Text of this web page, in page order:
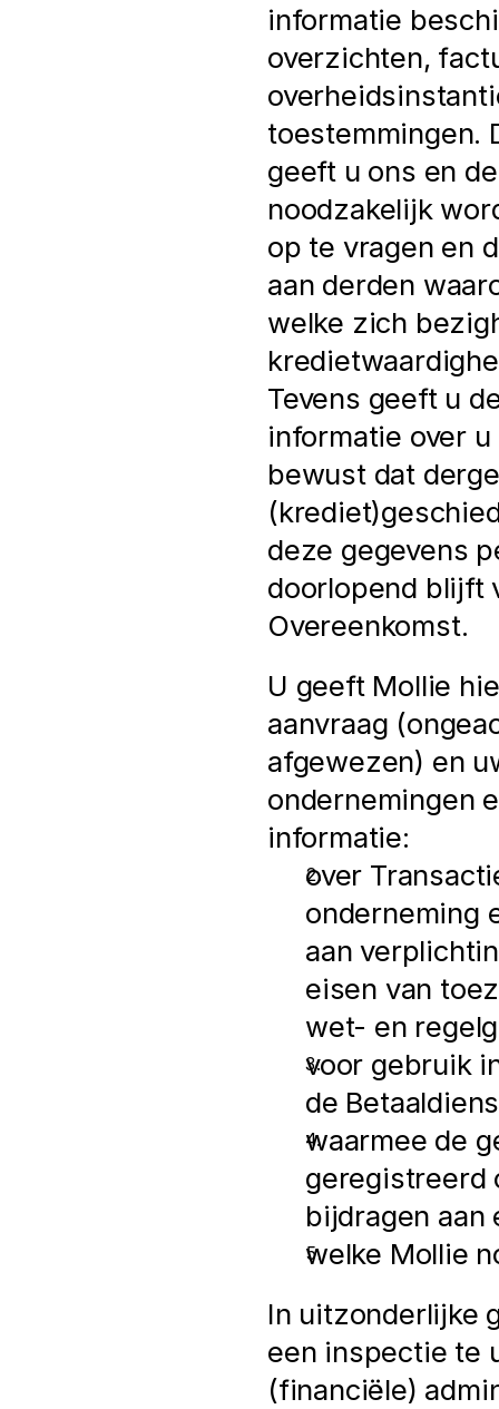
informatie
overzichten,
toestemmingen.
geeft u ons en
noodzakelijk
op te vragen en
aan derden
welke zich
Tevens geeft u
informatie over
bewust dat
deze gegevens
doorlopend blijft
Overeenkomst.
U geeft Mollie
aanvraag
afgewezen) en
ondernemingen
informatie:
over
onderneming
aan
eisen van
wet- en
voor gebruik
de
waarmee de
geregistreerd
bijdragen aan
welke Mollie
In uitzonderlijke
een inspectie te
(financiële)